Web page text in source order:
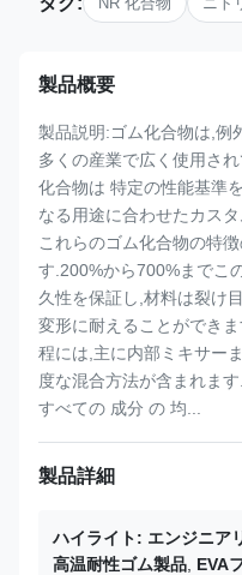
製品概要
製品説明:ゴム化合物は,例
多くの産業で広く使用さ
化合物は 特定の性能基準
なる用途に合わせたカス
これらのゴム化合物の特
す.200%から700%までこ
久性を保証し,材料は裂け
変形に耐えることができ
程には,主に内部ミキサー
度な混合方法が含まれま
すべての 成分 の 均...
製品詳細
ハイライト: エンジニア
高温耐性ゴム製品 EVA